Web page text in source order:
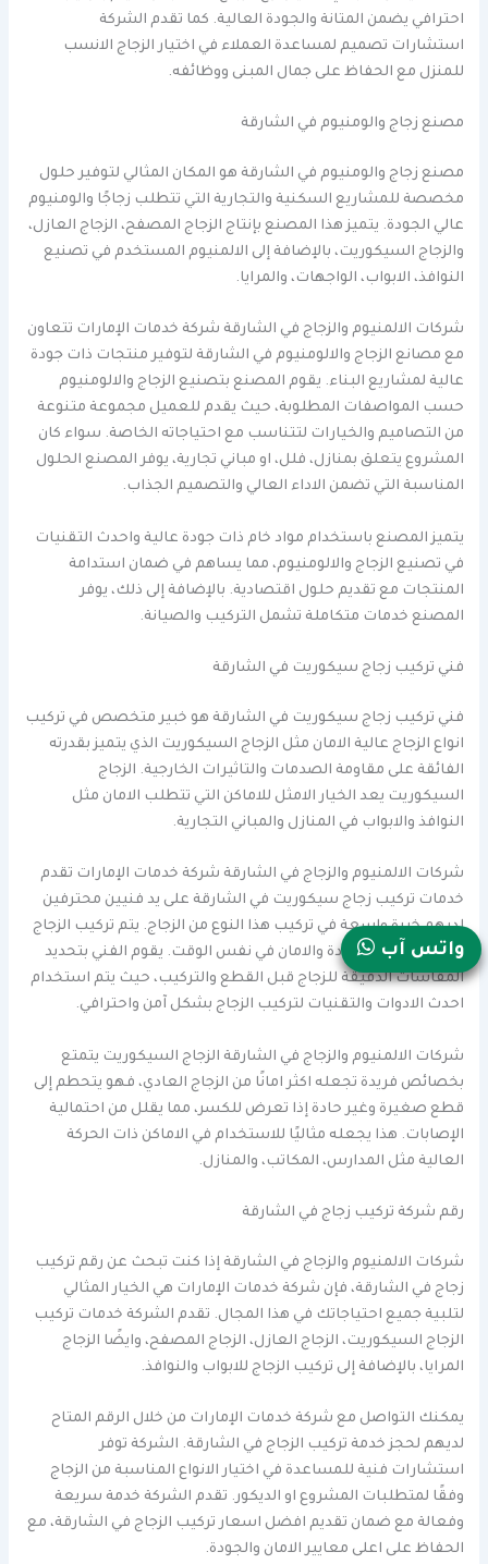
احترافي يضمن المتانة والجودة العالية. كما تقدم الشركة
استشارات تصميم لمساعدة العملاء في اختيار الزجاج الانسب
للمنزل مع الحفاظ على جمال المبنى ووظائفه.
مصنع زجاج والومنيوم في الشارقة
مصنع زجاج والومنيوم في الشارقة هو المكان المثالي لتوفير حلول
مخصصة للمشاريع السكنية والتجارية التي تتطلب زجاجًا والومنيوم
عالي الجودة. يتميز هذا المصنع بإنتاج الزجاج المصفح، الزجاج العازل،
والزجاج السيكوريت، بالإضافة إلى الالمنيوم المستخدم في تصنيع
النوافذ، الابواب، الواجهات، والمرايا.
شركات الالمنيوم والزجاج في الشارقة شركة خدمات الإمارات تتعاون
مع مصانع الزجاج والالومنيوم في الشارقة لتوفير منتجات ذات جودة
عالية لمشاريع البناء. يقوم المصنع بتصنيع الزجاج والالومنيوم
حسب المواصفات المطلوبة، حيث يقدم للعميل مجموعة متنوعة
من التصاميم والخيارات لتتناسب مع احتياجاته الخاصة. سواء كان
المشروع يتعلق بمنازل، فلل، او مباني تجارية، يوفر المصنع الحلول
المناسبة التي تضمن الاداء العالي والتصميم الجذاب.
يتميز المصنع باستخدام مواد خام ذات جودة عالية واحدث التقنيات
في تصنيع الزجاج والالومنيوم، مما يساهم في ضمان استدامة
المنتجات مع تقديم حلول اقتصادية. بالإضافة إلى ذلك، يوفر
المصنع خدمات متكاملة تشمل التركيب والصيانة.
فني تركيب زجاج سيكوريت في الشارقة
فني تركيب زجاج سيكوريت في الشارقة هو خبير متخصص في تركيب
انواع الزجاج عالية الامان مثل الزجاج السيكوريت الذي يتميز بقدرته
الفائقة على مقاومة الصدمات والتاثيرات الخارجية. الزجاج
السيكوريت يعد الخيار الامثل للاماكن التي تتطلب الامان مثل
النوافذ والابواب في المنازل والمباني التجارية.
شركات الالمنيوم والزجاج في الشارقة شركة خدمات الإمارات تقدم
خدمات تركيب زجاج سيكوريت في الشارقة على يد فنيين محترفين
لديهم خبرة واسعة في تركيب هذا النوع من الزجاج. يتم تركيب الزجاج
بعناية لضمان الجودة والامان في نفس الوقت. يقوم الفني بتحديد
المقاسات الدقيقة للزجاج قبل القطع والتركيب، حيث يتم استخدام
احدث الادوات والتقنيات لتركيب الزجاج بشكل آمن واحترافي.
شركات الالمنيوم والزجاج في الشارقة الزجاج السيكوريت يتمتع
بخصائص فريدة تجعله اكثر امانًا من الزجاج العادي، فهو يتحطم إلى
قطع صغيرة وغير حادة إذا تعرض للكسر، مما يقلل من احتمالية
الإصابات. هذا يجعله مثاليًا للاستخدام في الاماكن ذات الحركة
العالية مثل المدارس، المكاتب، والمنازل.
رقم شركة تركيب زجاج في الشارقة
شركات الالمنيوم والزجاج في الشارقة إذا كنت تبحث عن رقم تركيب
زجاج في الشارقة، فإن شركة خدمات الإمارات هي الخيار المثالي
لتلبية جميع احتياجاتك في هذا المجال. تقدم الشركة خدمات تركيب
الزجاج السيكوريت، الزجاج العازل، الزجاج المصفح، وايضًا الزجاج
المرايا، بالإضافة إلى تركيب الزجاج للابواب والنوافذ.
يمكنك التواصل مع شركة خدمات الإمارات من خلال الرقم المتاح
لديهم لحجز خدمة تركيب الزجاج في الشارقة. الشركة توفر
استشارات فنية للمساعدة في اختيار الانواع المناسبة من الزجاج
وفقًا لمتطلبات المشروع او الديكور. تقدم الشركة خدمة سريعة
وفعالة مع ضمان تقديم افضل اسعار تركيب الزجاج في الشارقة، مع
الحفاظ على اعلى معايير الامان والجودة.
واتس آب